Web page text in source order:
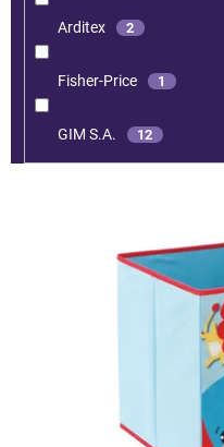
Arditex 2
Fisher-Price 1
GIM S.A. 12